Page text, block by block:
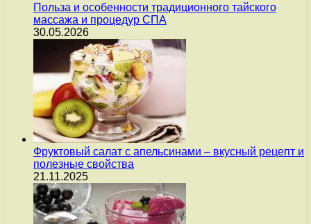
Польза и особенности традиционного тайского
массажа и процедур СПА
30.05.2026
Фруктовый салат с апельсинами – вкусный рецепт и
полезные свойства
21.11.2025